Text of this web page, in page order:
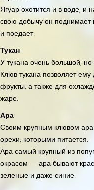
Ягуар охотится и в воде, и
свою добычу он поднимает
и поедает.
Тукан
У тукана очень большой, но
Клюв тукана позволяет ему
фрукты, а также для
жаре.
Ара
Своим крупным клювом ара
орехи, которыми питается.
Ара самый крупный из
окрасом — ара бывают
зеленые и даже синие.